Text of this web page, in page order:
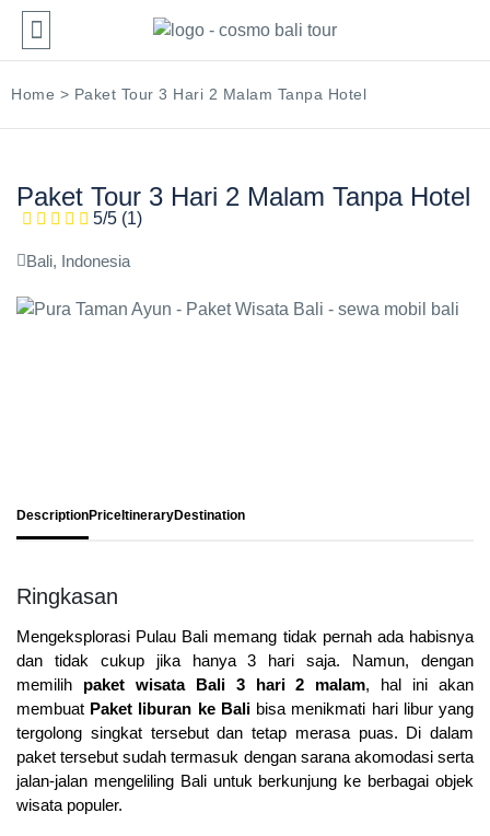
Home > Paket Tour 3 Hari 2 Malam Tanpa Hotel
Paket Tour 3 Hari 2 Malam Tanpa Hotel
5/5 (1)
Bali, Indonesia
DescriptionPrice ItineraryDestination
Ringkasan
Mengeksplorasi Pulau Bali memang tidak pernah ada habisnya
dan tidak cukup jika hanya 3 hari saja. Namun, dengan
memilih paket wisata Bali 3 hari 2 malam, hal ini akan
membuat Paket liburan ke Balibisa menikmati hari libur yang
tergolong singkat tersebut dan tetap merasa puas. Di dalam
paket tersebut sudah termasuk dengan sarana akomodasi serta
jalan-jalan mengeliling Bali untuk berkunjung ke berbagai objek
wisata populer.